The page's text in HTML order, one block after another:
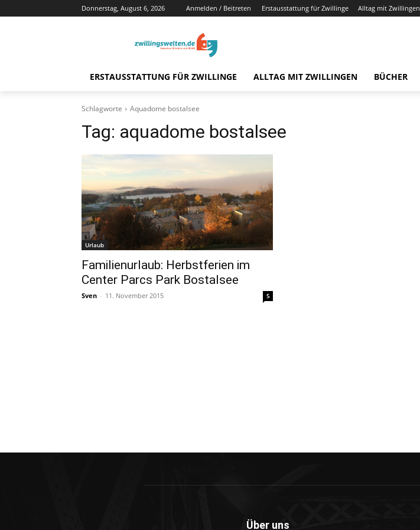
Donnerstag, August 6, 2026 Anmelden / Beitreten Erstausstattung für Zwillinge Alltag mit Zwillingen
ERSTAUSSTATTUNG FÜR ZWILLINGE ALLTAG MIT ZWILLINGEN BÜCHER
Schlagworte Aquadome bostalsee
Tag: aquadome bostalsee
Urlaub
Familienurlaub: Herbstferien im
Center Parcs Park Bostalsee
Sven - 11. November 2015 5
Über uns